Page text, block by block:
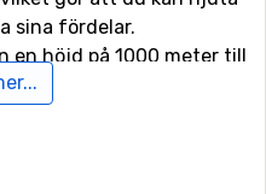
sina fördelar.
en höjd på 1000 meter till
häremellan kan du satsa